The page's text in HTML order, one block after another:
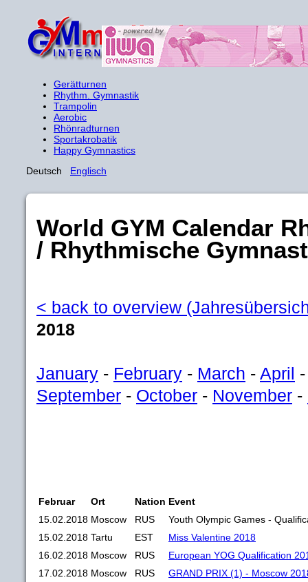
Gerätturnen
Rhythm. Gymnastik
Trampolin
Aerobic
Rhönradturnen
Sportakrobatik
Happy Gymnastics
Deutsch Englisch
World GYM Calendar
/ Rhythmische
< back to overview
2018
January - February - March - April
September - October - November -
Februar Ort Nation Event
15.02.2018 Moscow RUS
Youth Olympic Games -
15.02.2018 Tartu EST
Miss Valentine 2018
16.02.2018 Moscow RUS
European YOG Qualification
17.02.2018 Moscow RUS
GRAND PRIX (1) - Moscow